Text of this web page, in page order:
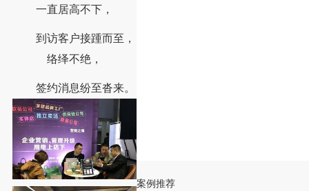
一直居高不下，
到访客户接踵而至，
络绎不绝，
签约消息纷至沓来。
案例推荐